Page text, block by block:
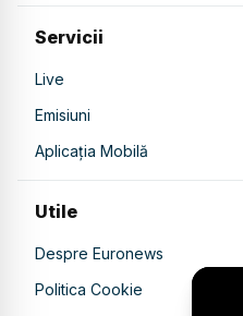
Servicii
Live
Emisiuni
Aplicația Mobilă
Utile
Despre Euronews
Politica Cookie